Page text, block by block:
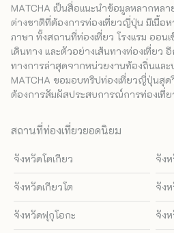
MATCHA เป็นสื่อแนะนำข้อมูลหลากหล
ต่างชาติที่ต้องการท่องเที่ยวญี่ปุ่น มีเนื้อ
ภาษา ทั้งสถานที่ท่องเที่ยว โรงแรม ออน
เดินทาง และตัวอย่างเส้นทางท่องเที่ยว
ทางการล่าสุดจากหน่วยงานท้องถิ่นแล
MATCHA ขอมอบทริปท่องเที่ยวญี่ปุ่นสุด
ต้องการสัมผัสประสบการณ์การท่องเที่
สถานที่ท่องเที่ยวยอดนิยม
จังหวัดโตเกียว จัง
จังหวัดเกียวโต จัง
จังหวัดฟุกุโอกะ จัง